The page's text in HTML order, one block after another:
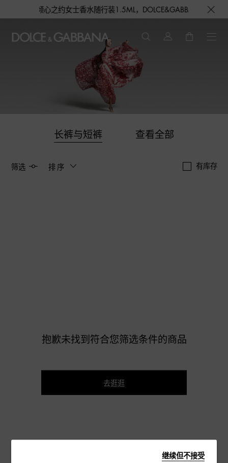
即赠倾心之约女士香水随行装1.5ML，DOLCE&GABBANA 期待与您
长裤与短裤 查看全部
筛选 排序 有库存
抱歉未找到符合您筛选条件的商品
去逛逛
继续但不接受